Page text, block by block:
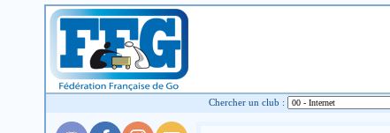
Chercher un club :